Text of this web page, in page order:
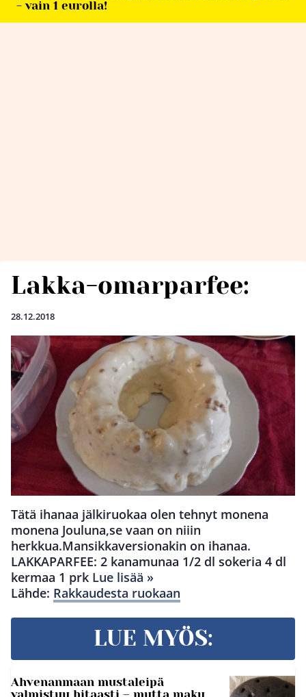
- vain 1 eurolla!
Lakka-omarparfee:
28.12.2018
Tätä ihanaa jälkiruokaa olen tehnyt monena
monena Jouluna,se vaan on niiin
herkkua.Mansikkaversionakin on ihanaa.
LAKKAPARFEE: 2 kanamunaa 1/2 dl sokeria 4 dl
kermaa 1 prk Lue lisää »
Lähde: Rakkaudesta ruokaan
LUE MYÖS:
Ahvenanmaan mustaleipä
valmistuu hitaasti – mutta maku